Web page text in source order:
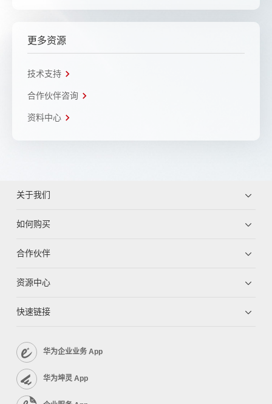
更多资源
技术支持
合作伙伴咨询
资料中心
关于我们
如何购买
合作伙伴
资源中心
快速链接
华为企业业务 App
华为坤灵 App